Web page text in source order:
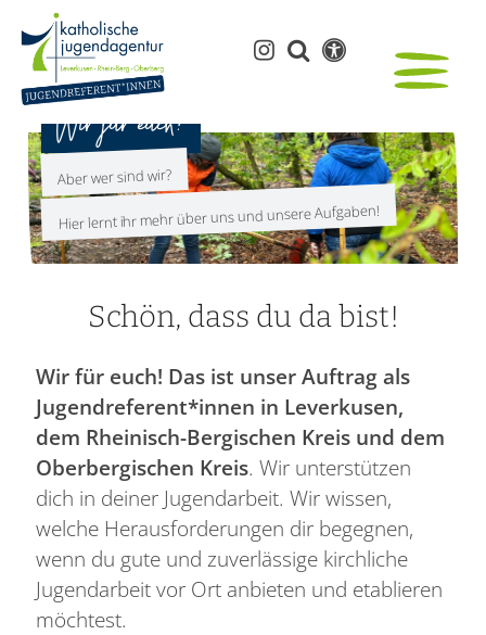
Wir für euch!
Aber wer sind wir?
Hier lernt ihr mehr über uns und unsere Aufgaben!
Schön, dass du da bist!
Wir für euch! Das ist unser Auftrag als
Jugendreferent*innen in Leverkusen,
dem Rheinisch-Bergischen Kreis und dem
Oberbergischen Kreis. Wir unterstützen
dich in deiner Jugendarbeit. Wir wissen,
welche Herausforderungen dir begegnen,
wenn du gute und zuverlässige kirchliche
Jugendarbeit vor Ort anbieten und etablieren
möchtest.